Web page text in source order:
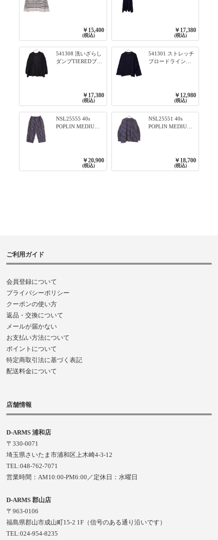
プルオーバー 101オ
フベージュ×ネイビ
￥15,400
(税込)
ワンピース 79ネイ
￥17,380
(税込)
541308 洗いざらし
ダンプTIEREDブシ
￥17,380
(税込)
541301 ストレッチ
ブロードライン入
リブプルオーバー
79ネイビー
￥12,980
(税込)
NSL25555 40s
POPLIN MEDIUM
￥20,900
(税込)
NSL25551 40s
POPLIN MEDIUM
3800NAVY BASE
￥18,700
(税込)
ご利用ガイド
会員登録について
プライバシーポリシー
クーポンの使い方
返品・交換について
メールが届かない
お支払い方法について
ポイントについて
特定商取引法に基づく表記
配送料金について
店舗情報
D-ARMS 浦和店
〒330-0071
埼玉県さいたま市浦和区上木崎4-3-12
TEL:048-762-7071
営業時間：AM10:00-PM6:00／定休日：水曜日
D-ARMS 郡山店
〒963-0106
福島県郡山市成山町15-2 1F（信号のある通り沿いです）
TEL:024-954-8235